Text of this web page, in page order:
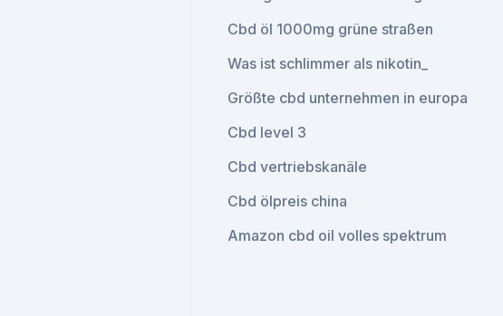
Cbd öl 1000mg grüne straßen
Was ist schlimmer als nikotin_
Größte cbd unternehmen in europa
Cbd level 3
Cbd vertriebskanäle
Cbd ölpreis china
Amazon cbd oil volles spektrum